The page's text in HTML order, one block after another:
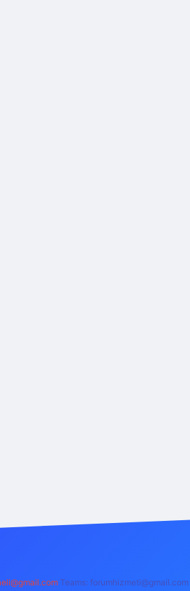
Teams: forumhizmeti@gmail.com